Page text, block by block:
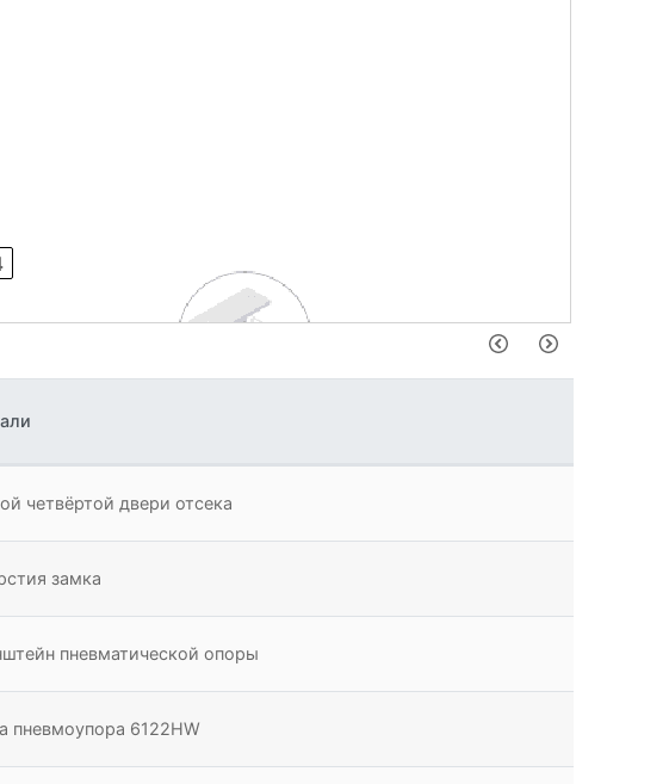
четвёртой двери отсека
замка
пневматической опоры
пневмоупора 6122HW